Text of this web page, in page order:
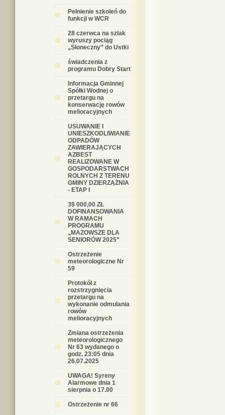
Pełnienie szkoleń do
funkcji w WCR
28 czerwca na szlak
wyruszy pociąg
„Słoneczny” do Ustki
świadczenia z
programu Dobry Start
Informacja Gminnej
Spółki Wodnej o
przetargu na
konserwację rowów
melioracyjnych
USUWANIE I
UNIESZKODLIWIANIE
ODPADÓW
ZAWIERAJĄCYCH
AZBEST
REALIZOWANE W
GOSPODARSTWACH
ROLNYCH Z TERENU
GMINY DZIERZĄŻNIA
- ETAP I
39 000,00 ZŁ
DOFINANSOWANIA
W RAMACH
PROGRAMU
„MAZOWSZE DLA
SENIORÓW 2025”
Ostrzeżenie
meteorologiczne Nr
59
Protokół z
rozstrzygnięcia
przetargu na
wykonanie odmulania
rowów
melioracyjnych
Zmiana ostrzeżenia
meteorologicznego
Nr 63 wydanego o
godz. 23:05 dnia
26.07.2025
UWAGA! Syreny
Alarmowe dnia 1
sierpnia o 17.00
Ostrzeżenie nr 66